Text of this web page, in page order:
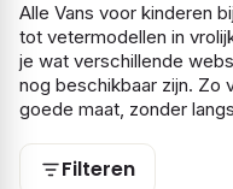
Alle Vans voor kinderen
tot vetermodellen in
je wat verschillende
nog beschikbaar zijn. Zo
goede maat, zonder
Filteren